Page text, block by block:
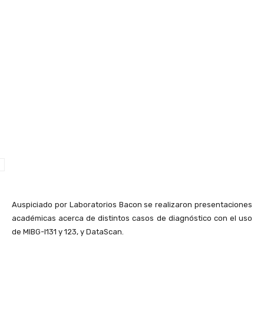
Auspiciado por Laboratorios Bacon se realizaron presentaciones
académicas acerca de distintos casos de diagnóstico con el uso
de MIBG-I131 y 123, y DataScan.